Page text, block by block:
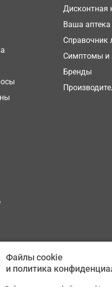
Дисконтная
Ваша аптека
Справочник
Симптомы и
Бренды
Файлы cookie
и политика